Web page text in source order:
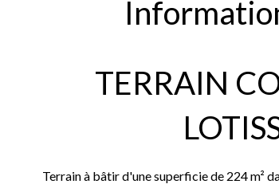
TERRAIN
Terrain à bâtir d'une superficie de 224 m²